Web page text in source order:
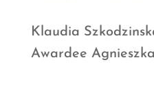
Klaudia
Awardee